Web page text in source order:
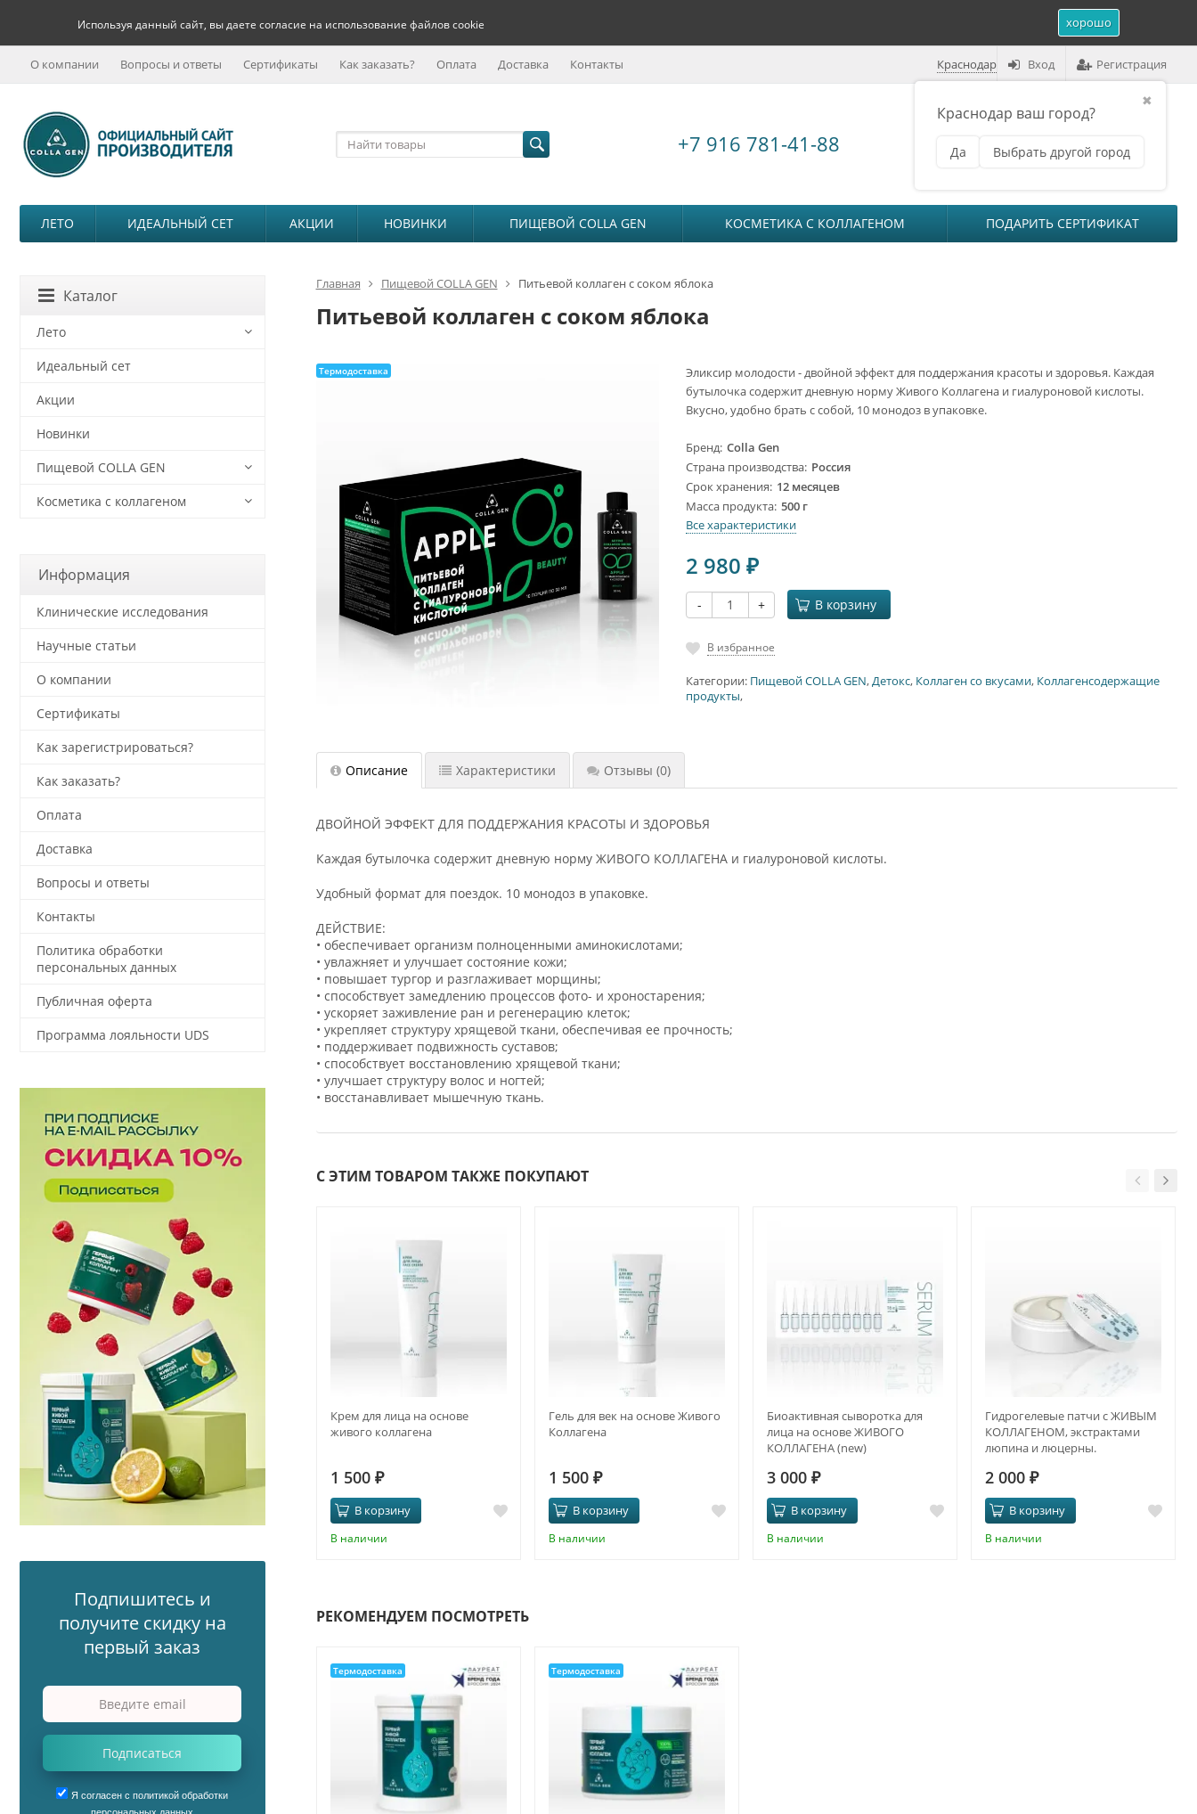
Используя данный сайт, вы даете согласие на использование файлов cookie хорошо
Краснодар
✖
Краснодар ваш город?
Да Выбрать другой город
Вход Регистрация
О компании Вопросы и ответы Сертификаты Как заказать? Оплата Доставка Контакты
+7 916 781-41-88 на сумму0₽
ЛЕТО ИДЕАЛЬНЫЙ СЕТ АКЦИИ НОВИНКИ ПИЩЕВОЙ COLLA GEN КОСМЕТИКА С КОЛЛАГЕНОМ ПОДАРИТЬ СЕРТИФИКАТ
Главная Пищевой COLLA GEN Питьевой коллаген с соком яблока
Питьевой коллаген с соком яблока
Термодоставка
Эликсир молодости - двойной эффект для поддержания красоты и здоровья. Каждая
бутылочка содержит дневную норму Живого Коллагена и гиалуроновой кислоты.
Вкусно, удобно брать с собой, 10 монодоз в упаковке.
Бренд Colla Gen
Страна производства Россия
Срок хранения 12 месяцев
Масса продукта 500 г
Все характеристики
2 980₽
- + В корзину
В избранное
Категории: Пищевой COLLA GEN,Детокс, Коллаген со вкусами, Коллагенсодержащие
продукты,
Описание Характеристики Отзывы (0)
ДВОЙНОЙ ЭФФЕКТ ДЛЯ ПОДДЕРЖАНИЯ КРАСОТЫ И ЗДОРОВЬЯ
Каждая бутылочка содержит дневную норму ЖИВОГО КОЛЛАГЕНА и гиалуроновой кислоты.
Удобный формат для поездок. 10 монодоз в упаковке.
ДЕЙСТВИЕ:
• обеспечивает организм полноценными аминокислотами;
• увлажняет и улучшает состояние кожи;
• повышает тургор и разглаживает морщины;
• способствует замедлению процессов фото- и хроностарения;
• ускоряет заживление ран и регенерацию клеток;
• укрепляет структуру хрящевой ткани, обеспечивая ее прочность;
• поддерживает подвижность суставов;
• способствует восстановлению хрящевой ткани;
• улучшает структуру волос и ногтей;
• восстанавливает мышечную ткань.
С ЭТИМ ТОВАРОМ ТАКЖЕ ПОКУПАЮТ
Крем для лица на основе
живого коллагена
1 500 ₽
В корзину
В наличии
Гель для век на основе Живого
Коллагена
1 500 ₽
В корзину
В наличии
Биоактивная сыворотка для
лица на основе ЖИВОГО
КОЛЛАГЕНА (new)
3 000 ₽
В корзину
В наличии
Гидрогелевые патчи с ЖИВЫМ
КОЛЛАГЕНОМ, экстрактами
люпина и люцерны.
ANTI-AGE
2 000 ₽
В корзину
В наличии
РЕКОМЕНДУЕМ ПОСМОТРЕТЬ
Термодоставка Термодоставка
Каталог
Лето
Идеальный сет
Акции
Новинки
Пищевой COLLA GEN
Косметика с коллагеном
Информация
Клинические исследования
Научные статьи
О компании
Сертификаты
Как зарегистрироваться?
Как заказать?
Оплата
Доставка
Вопросы и ответы
Контакты
Политика обработки
персональных данных
Публичная оферта
Программа лояльности UDS
Подпишитесь и
получите скидку на
первый заказ
Подписаться
Я согласен с политикой обработки